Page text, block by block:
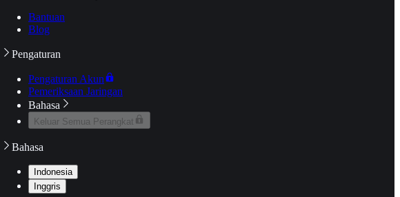
Bantuan
Blog
Pengaturan
Pengaturan Akun
Pemeriksaan Jaringan
Bahasa
Keluar Semua Perangkat
Bahasa
Indonesia
Inggris